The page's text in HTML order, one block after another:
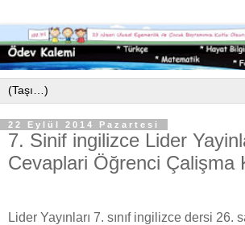
22 Eylül 2014 Pazartesi
7. Sinif ingilizce Lider
Cevaplari Öğrenci Çalişma
Lider Yayınları 7. sınıf ingilizce dersi 26.